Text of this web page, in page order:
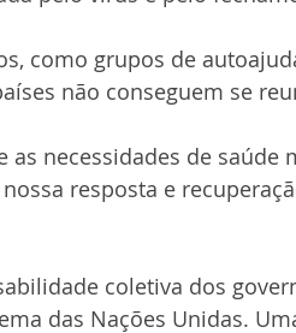
como grupos de
não conseguem se
as necessidades de
resposta e
coletiva dos
das Nações Unidas.